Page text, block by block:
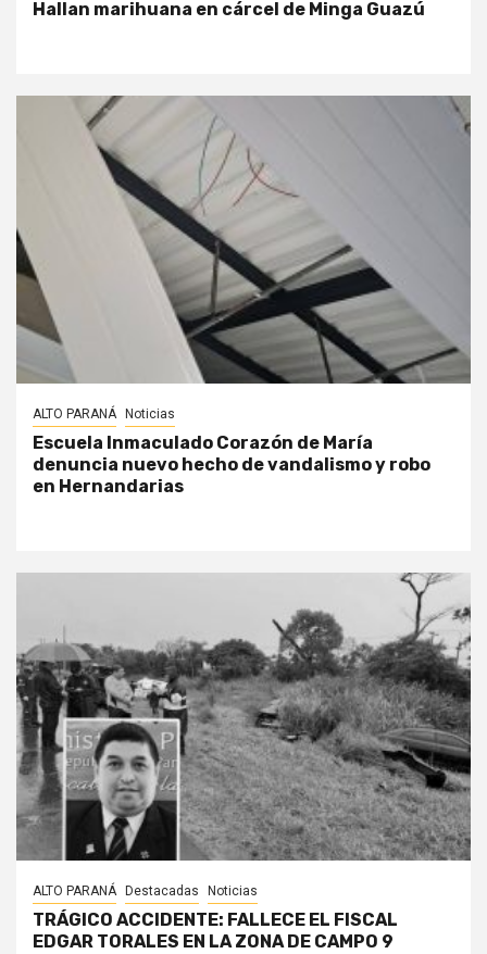
Hallan marihuana en cárcel de Minga Guazú
ALTO PARANÁ Noticias
Escuela Inmaculado Corazón de María
denuncia nuevo hecho de vandalismo y robo
en Hernandarias
ALTO PARANÁ Destacadas Noticias
TRÁGICO ACCIDENTE: FALLECE EL FISCAL
EDGAR TORALES EN LA ZONA DE CAMPO 9